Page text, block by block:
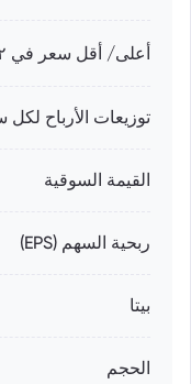
أعلى/ أقل سعر في ٥٢ أسبوعًا
توزيعات الأرباح
القيمة السوقية
ربحية السهم (EPS)
بيتا
الحجم